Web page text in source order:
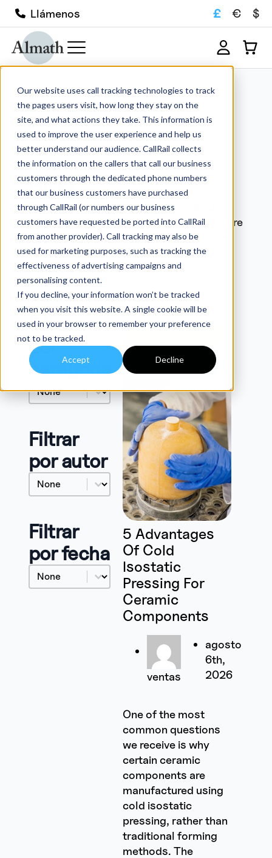
Our website uses call tracking technologies to track
the pages users visit, how long they stay on the
site, and what actions they take. This information is
used to improve the user experience and help us
better understand our audience. CallRail collects
the information on the callers that call our business
customers through the dedicated phone numbers
that our business customers have purchased
through CallRail (or numbers our business
customers have requested be ported into CallRail
from another provider). Call tracking may also be
used for marketing purposes, such as tracking the
effectiveness of advertising campaigns and
personalising content.
If you decline, your information won’t be tracked
when you visit this website. A single cookie will be
used in your browser to remember your preference
not to be tracked.
Accept Decline
Llámenos £ € $
Blog
Inicio
Blog
Blog
Explore las últimas actualizaciones de
Almath Crucibles, incluidos detalles sobre
proyectos recientes, guías, información
técnica, próximos eventos y otras
actualizaciones del equipo.
Filtrar
por
categoría
Post Categories
#!trpst#trp-gettext data-
Filtrar
por autor
Author
#!trpst#trp-gettext data-
Filtrar
por fecha
Date
#!trpst#trp-gettext data-
Cerámica
5 Advantages
Of Cold
Isostatic
Pressing For
Ceramic
Components
ventas
agosto
6th,
2026
One of the most
common questions
we receive is why
certain ceramic
components are
manufactured using
cold isostatic
pressing, rather than
traditional forming
methods. The